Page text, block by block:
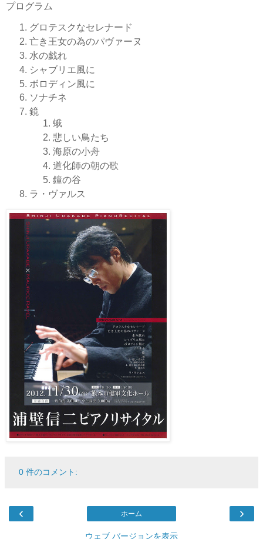
プログラム
グロテスクなセレナード
亡き王女の為のパヴァーヌ
水の戯れ
シャブリエ風に
ボロディン風に
ソナチネ
鏡
蛾
悲しい鳥たち
海原の小舟
道化師の朝の歌
鐘の谷
ラ・ヴァルス
0 件のコメント:
‹ ›
ホーム
ウェブ バージョンを表示